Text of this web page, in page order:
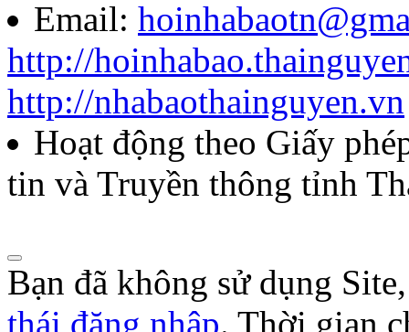
Email:
http://
http://nhabaothainguyen.vn
Hoạt động theo Giấy
tin và Truyền thông tỉnh
Bạn đã không sử dụng
thái đăng nhập. Thời gian